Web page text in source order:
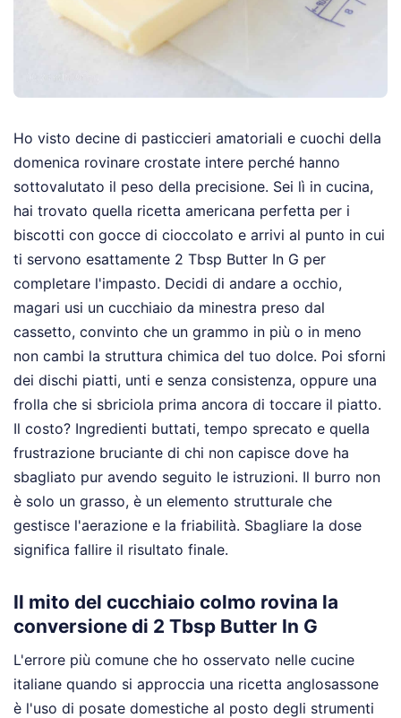
Ho visto decine di pasticcieri amatoriali e cuochi della
domenica rovinare crostate intere perché hanno
sottovalutato il peso della precisione. Sei lì in cucina,
hai trovato quella ricetta americana perfetta per i
biscotti con gocce di cioccolato e arrivi al punto in cui
ti servono esattamente 2 Tbsp Butter In G per
completare l'impasto. Decidi di andare a occhio,
magari usi un cucchiaio da minestra preso dal
cassetto, convinto che un grammo in più o in meno
non cambi la struttura chimica del tuo dolce. Poi sforni
dei dischi piatti, unti e senza consistenza, oppure una
frolla che si sbriciola prima ancora di toccare il piatto.
Il costo? Ingredienti buttati, tempo sprecato e quella
frustrazione bruciante di chi non capisce dove ha
sbagliato pur avendo seguito le istruzioni. Il burro non
è solo un grasso, è un elemento strutturale che
gestisce l'aerazione e la friabilità. Sbagliare la dose
significa fallire il risultato finale.
Il mito del cucchiaio colmo rovina la
conversione di 2 Tbsp Butter In G
L'errore più comune che ho osservato nelle cucine
italiane quando si approccia una ricetta anglosassone
è l'uso di posate domestiche al posto degli strumenti